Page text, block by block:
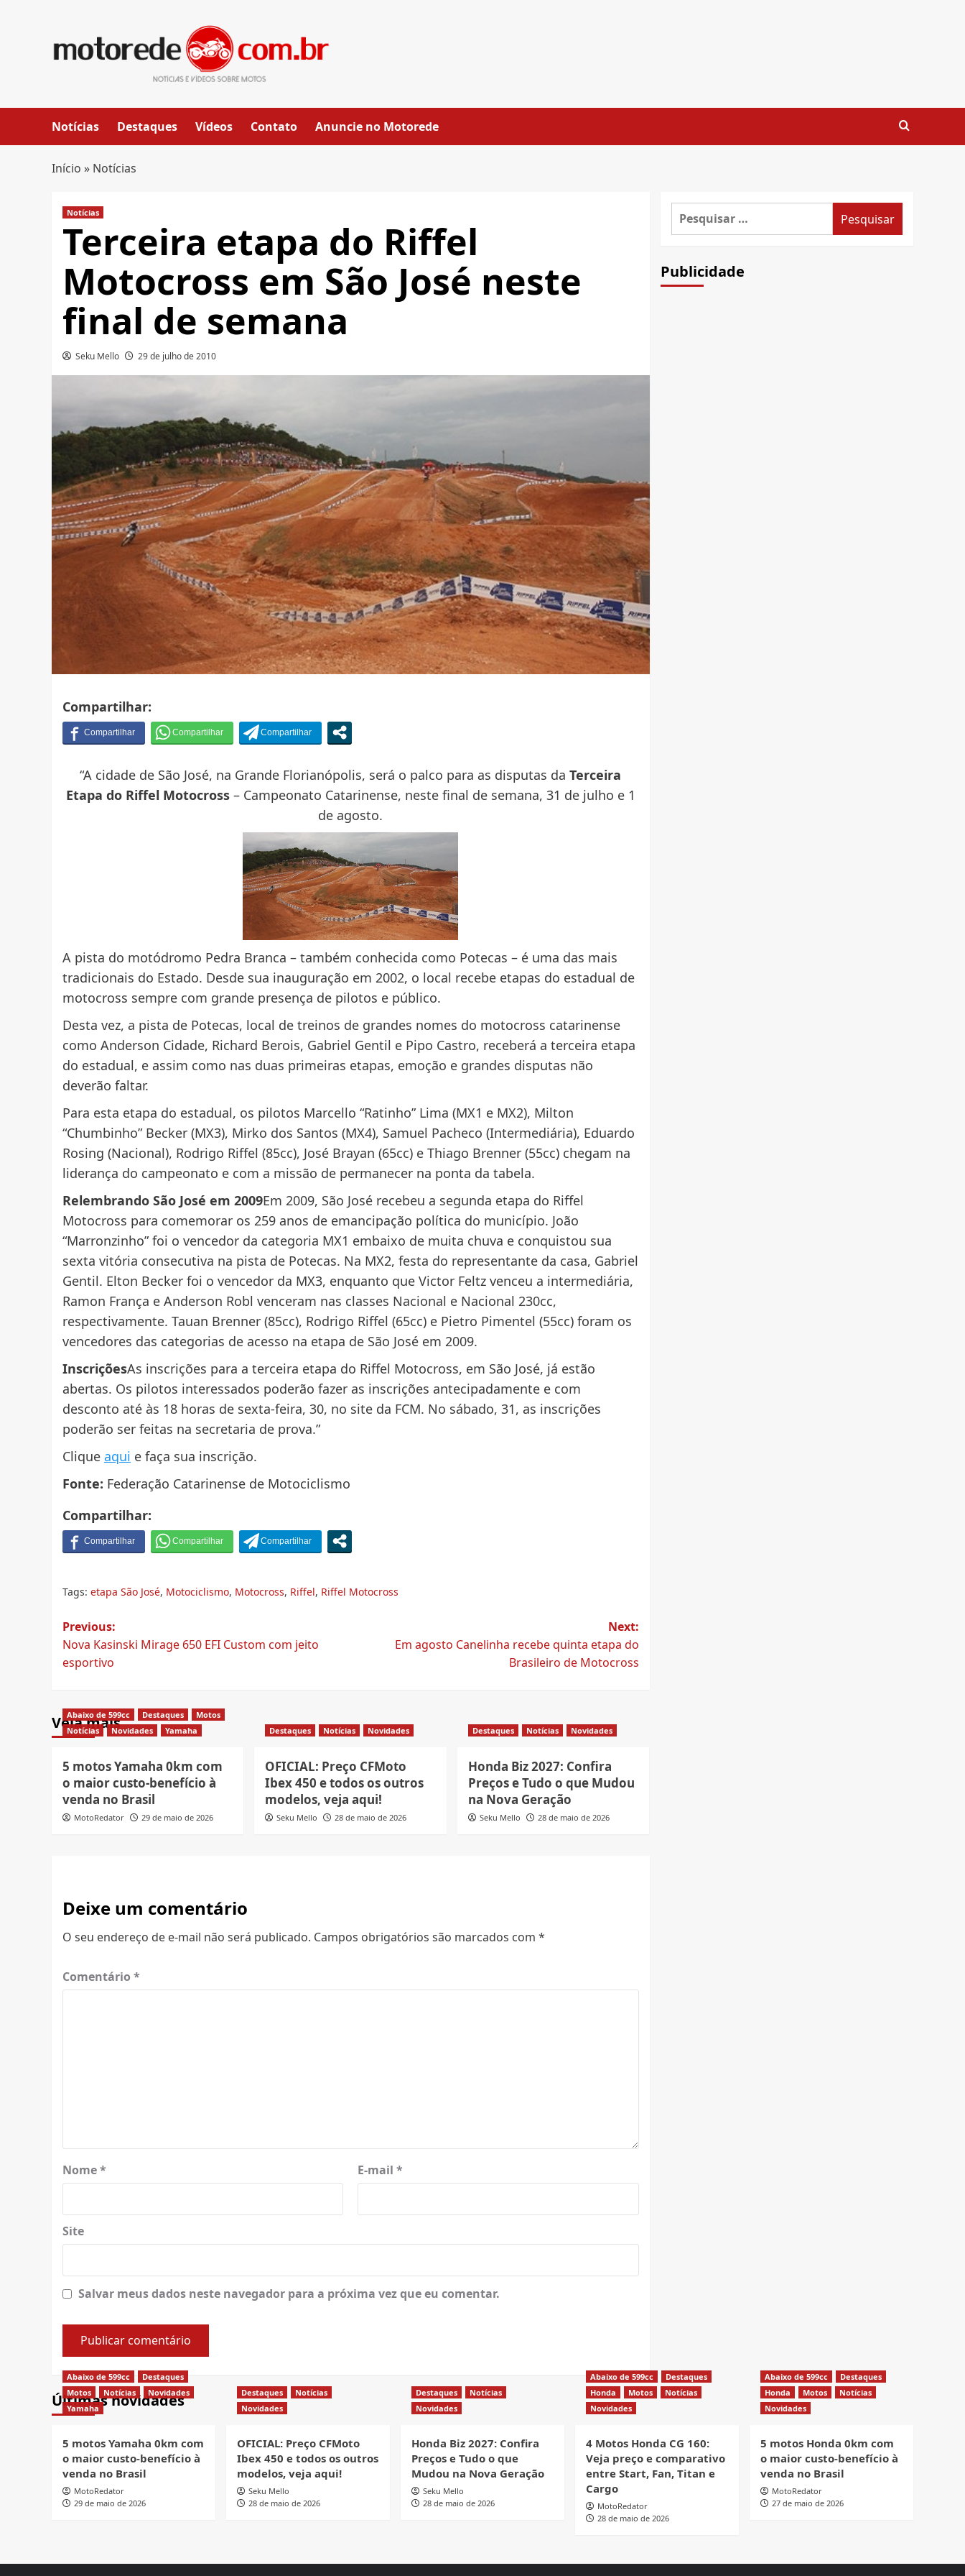
Notícias Destaques Vídeos Contato Anuncie no Motorede
Início » Notícias
Notícias
Terceira etapa do Riffel
Motocross em São José neste
final de semana
Seku Mello 29 de julho de 2010
Compartilhar:
“A cidade de São José, na Grande Florianópolis, será o palco para as disputas daTerceira
Etapa do Riffel Motocross– Campeonato Catarinense, neste final de semana, 31 de julho e 1
de agosto.
A pista do motódromo Pedra Branca – também conhecida como Potecas – é uma das mais
tradicionais do Estado. Desde sua inauguração em 2002, o local recebe etapas do estadual de
motocross sempre com grande presença de pilotos e público.
Desta vez, a pista de Potecas, local de treinos de grandes nomes do motocross catarinense
como Anderson Cidade, Richard Berois, Gabriel Gentil e Pipo Castro, receberá a terceira etapa
do estadual, e assim como nas duas primeiras etapas, emoção e grandes disputas não
deverão faltar.
Para esta etapa do estadual, os pilotos Marcello “Ratinho” Lima (MX1 e MX2), Milton
“Chumbinho” Becker (MX3), Mirko dos Santos (MX4), Samuel Pacheco (Intermediária), Eduardo
Rosing (Nacional), Rodrigo Riffel (85cc), José Brayan (65cc) e Thiago Brenner (55cc) chegam na
liderança do campeonato e com a missão de permanecer na ponta da tabela.
Relembrando São José em 2009Em 2009, São José recebeu a segunda etapa do Riffel
Motocross para comemorar os 259 anos de emancipação política do município. João
“Marronzinho” foi o vencedor da categoria MX1 embaixo de muita chuva e conquistou sua
sexta vitória consecutiva na pista de Potecas. Na MX2, festa do representante da casa, Gabriel
Gentil. Elton Becker foi o vencedor da MX3, enquanto que Victor Feltz venceu a intermediária,
Ramon França e Anderson Robl venceram nas classes Nacional e Nacional 230cc,
respectivamente. Tauan Brenner (85cc), Rodrigo Riffel (65cc) e Pietro Pimentel (55cc) foram os
vencedores das categorias de acesso na etapa de São José em 2009.
InscriçõesAs inscrições para a terceira etapa do Riffel Motocross, em São José, já estão
abertas. Os pilotos interessados poderão fazer as inscrições antecipadamente e com
desconto até às 18 horas de sexta-feira, 30, no site da FCM. No sábado, 31, as inscrições
poderão ser feitas na secretaria de prova.”
Clique aqui e faça sua inscrição.
Fonte: Federação Catarinense de Motociclismo
Compartilhar:
Tags: etapa São José, Motociclismo, Motocross, Riffel, Riffel Motocross
Post
navigation
Previous:
Nova Kasinski Mirage 650 EFI Custom com jeito
esportivo
Next:
Em agosto Canelinha recebe quinta etapa do
Brasileiro de Motocross
Veja mais
Abaixo de 599cc Destaques
Motos
Notícias
Novidades Yamaha
5 motos Yamaha 0km com
o maior custo-benefício à
venda no Brasil
MotoRedator 29 de maio de 2026
Destaques Notícias Novidades
OFICIAL: Preço CFMoto
Ibex 450 e todos os outros
modelos, veja aqui!
Seku Mello 28 de maio de 2026
Destaques Notícias Novidades
Honda Biz 2027: Confira
Preços e Tudo o que Mudou
na Nova Geração
Seku Mello 28 de maio de 2026
Deixe um comentário
O seu endereço de e-mail não será publicado. Campos obrigatórios são marcados com *
Comentário *
Nome* E-mail*
Site
Salvar meus dados neste navegador para a próxima vez que eu comentar.
Pesquisar
Publicidade
Últimas novidades
Abaixo de 599cc
Destaques
Motos
Notícias
Novidades
Yamaha
5 motos Yamaha 0km com
o maior custo-benefício à
venda no Brasil
MotoRedator
29 de maio de 2026
Destaques
Notícias
Novidades
OFICIAL: Preço CFMoto
Ibex 450 e todos os outros
modelos, veja aqui!
Seku Mello
28 de maio de 2026
Destaques
Notícias
Novidades
Honda Biz 2027: Confira
Preços e Tudo o que
Mudou na Nova Geração
Seku Mello
28 de maio de 2026
Abaixo de 599cc
Destaques
Honda
Motos
Notícias
Novidades
4 Motos Honda CG 160:
Veja preço e comparativo
entre Start, Fan, Titan e
Cargo
MotoRedator
28 de maio de 2026
Abaixo de 599cc
Destaques
Honda
Motos
Notícias
Novidades
5 motos Honda 0km com
o maior custo-benefício à
venda no Brasil
MotoRedator
27 de maio de 2026